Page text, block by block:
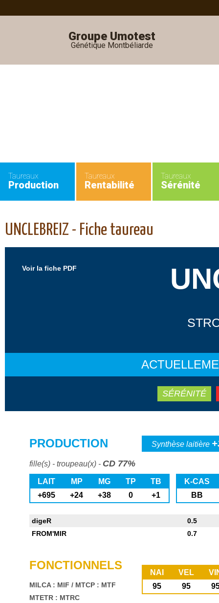
Groupe Umotest
Génétique Montbéliarde
Taureaux
Production
Taureaux
Rentabilité
Taureaux
Sérénité
UNCLEBREIZ - Fiche taureau
Voir la fiche PDF
SÉRÉNITÉ
PRODUCTION Synthèse laitière
fille(s) - troupeau(x) - CD 77%
LAIT MP MG TP
TB
+695
+24 +38 0 +1
K-CAS
BB
digeR
0.5
FROM'MIR
0.7
FONCTIONNELS
MILCA : MIF / MTCP : MTF
MTETR : MTRC
NAI VEL
95
95